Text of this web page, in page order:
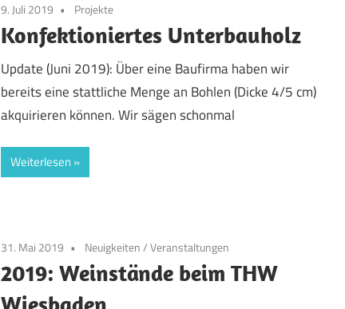
9. Juli 2019 Projekte
Konfektioniertes Unterbauholz
Update (Juni 2019): Über eine Baufirma haben wir
bereits eine stattliche Menge an Bohlen (Dicke 4/5 cm)
akquirieren können. Wir sägen schonmal
Weiterlesen
31. Mai 2019 Neuigkeiten/Veranstaltungen
2019: Weinstände beim THW